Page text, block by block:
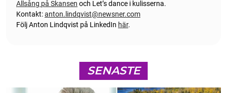
Allsång på Skansen och Let’s dance i kulisserna.
Kontakt:anton.lindqvist@newsner.com
Följ Anton Lindqvist på LinkedIn här.
SENASTE